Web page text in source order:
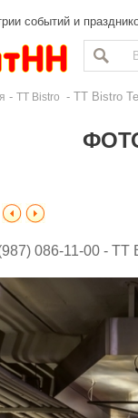
событий и
- TT Bistro - TT Bistro
086-11-00 - TT